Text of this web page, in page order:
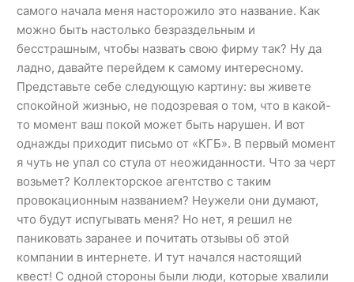
самого начала меня насторожило это название. Как
можно быть настолько безраздельным и
бесстрашным, чтобы назвать свою фирму так? Ну да
ладно, давайте перейдем к самому интересному.
Представьте себе следующую картину: вы живете
спокойной жизнью, не подозревая о том, что в какой-
то момент ваш покой может быть нарушен. И вот
однажды приходит письмо от «КГБ». В первый момент
я чуть не упал со стула от неожиданности. Что за черт
возьмет? Коллекторское агентство с таким
провокационным названием? Неужели они думают,
что будут испугывать меня? Но нет, я решил не
паниковать заранее и почитать отзывы об этой
компании в интернете. И тут начался настоящий
квест! С одной стороны были люди, которые хвалили